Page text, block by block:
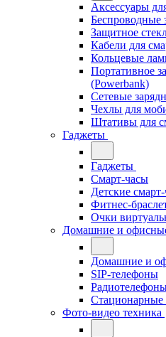
Аксессуары
Беспроводные
Защитное
Кабели для
Кольцевые
Портативное
(Powerbank)
Сетевые
Чехлы для
Штативы для
Гаджеты
Гаджеты
Смарт-часы
Детские
Фитнес-
Очки
Домашние и
Домашние и
SIP-телефоны
Стационарные
Фото-видео техника